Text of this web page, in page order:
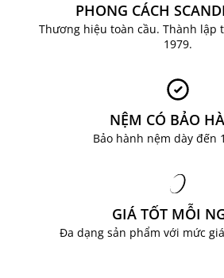
PHONG CÁCH
Thương hiệu toàn cầu. Thành lập
1979.
NỆM CÓ BẢO
Bảo hành nệm dày đến
GIÁ TỐT MỖI
Đa dạng sản phẩm với mức